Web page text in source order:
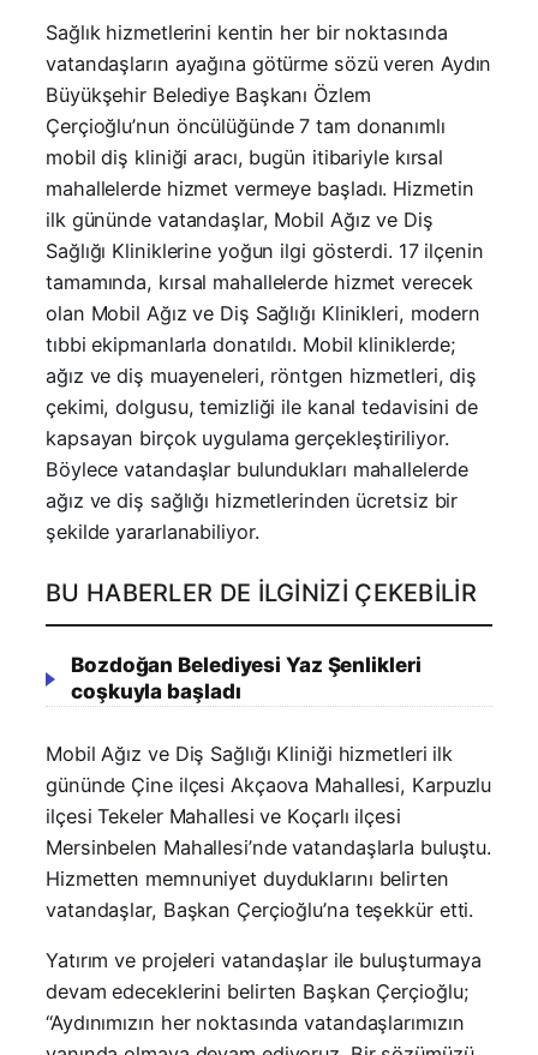
Sağlık hizmetlerini kentin her bir noktasında
vatandaşların ayağına götürme sözü veren Aydın
Büyükşehir Belediye Başkanı Özlem
Çerçioğlu’nun öncülüğünde 7 tam donanımlı
mobil diş kliniği aracı, bugün itibariyle kırsal
mahallelerde hizmet vermeye başladı. Hizmetin
ilk gününde vatandaşlar, Mobil Ağız ve Diş
Sağlığı Kliniklerine yoğun ilgi gösterdi. 17 ilçenin
tamamında, kırsal mahallelerde hizmet verecek
olan Mobil Ağız ve Diş Sağlığı Klinikleri, modern
tıbbi ekipmanlarla donatıldı. Mobil kliniklerde;
ağız ve diş muayeneleri, röntgen hizmetleri, diş
çekimi, dolgusu, temizliği ile kanal tedavisini de
kapsayan birçok uygulama gerçekleştiriliyor.
Böylece vatandaşlar bulundukları mahallelerde
ağız ve diş sağlığı hizmetlerinden ücretsiz bir
şekilde yararlanabiliyor.
BU HABERLER DE İLGINIZI ÇEKEBILIR
Bozdoğan Belediyesi Yaz Şenlikleri
coşkuyla başladı
Mobil Ağız ve Diş Sağlığı Kliniği hizmetleri ilk
gününde Çine ilçesi Akçaova Mahallesi, Karpuzlu
ilçesi Tekeler Mahallesi ve Koçarlı ilçesi
Mersinbelen Mahallesi’nde vatandaşlarla buluştu.
Hizmetten memnuniyet duyduklarını belirten
vatandaşlar, Başkan Çerçioğlu’na teşekkür etti.
Yatırım ve projeleri vatandaşlar ile buluşturmaya
devam edeceklerini belirten Başkan Çerçioğlu;
“Aydınımızın her noktasında vatandaşlarımızın